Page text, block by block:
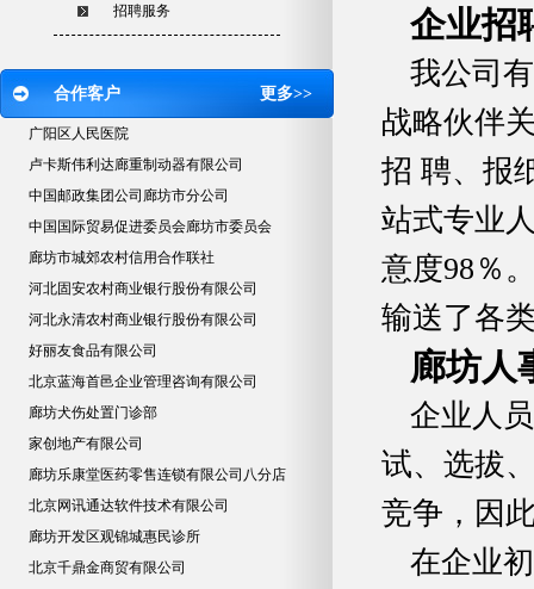
企业招
我公司
战略伙伴
招 聘、报
站式专业
意度98％
输送了各
廊坊人
企业人
试、选拔
竞争，因
在企业
招聘服务
合作客户 更多>>
广阳区人民医院
卢卡斯伟利达廊重制动器有限公司
中国邮政集团公司廊坊市分公司
中国国际贸易促进委员会廊坊市委员会
廊坊市城郊农村信用合作联社
河北固安农村商业银行股份有限公司
河北永清农村商业银行股份有限公司
好丽友食品有限公司
北京蓝海首邑企业管理咨询有限公司
廊坊犬伤处置门诊部
家创地产有限公司
廊坊乐康堂医药零售连锁有限公司八分店
北京网讯通达软件技术有限公司
廊坊开发区观锦城惠民诊所
北京千鼎金商贸有限公司